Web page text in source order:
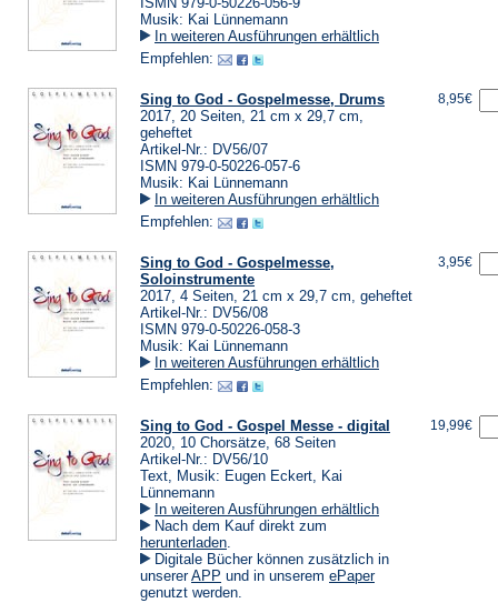
Musik: Kai Lünnemann
In weiteren Ausführungen erhältlich
Empfehlen:
Sing to God - Gospelmesse, Drums
2017, 20 Seiten, 21 cm x 29,7 cm,
geheftet
Artikel-Nr.: DV56/07
ISMN 979-0-50226-057-6
Musik: Kai Lünnemann
In weiteren Ausführungen erhältlich
Empfehlen:
8,95€
Sing to God - Gospelmesse,
Soloinstrumente
2017, 4 Seiten, 21 cm x 29,7 cm, geheftet
Artikel-Nr.: DV56/08
ISMN 979-0-50226-058-3
Musik: Kai Lünnemann
In weiteren Ausführungen erhältlich
Empfehlen:
3,95€
Sing to God - Gospel Messe - digital
2020, 10 Chorsätze, 68 Seiten
Artikel-Nr.: DV56/10
Text, Musik: Eugen Eckert, Kai
Lünnemann
In weiteren Ausführungen erhältlich
Nach dem Kauf direkt zum
herunterladen(Öffnet
in
einem
neuen
.
Digitale Bücher können zusätzlich in
unsererAPP (Öffnet
in
und in unserem ePaper(Öffnet
genutzt werden.
19,99€